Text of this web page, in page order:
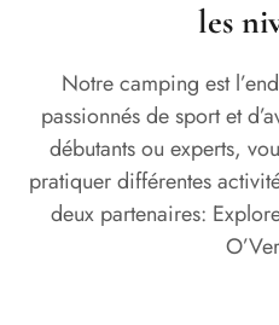
les
Notre camping est
passionnés de sport et
débutants ou experts,
pratiquer différentes
deux partenaires: